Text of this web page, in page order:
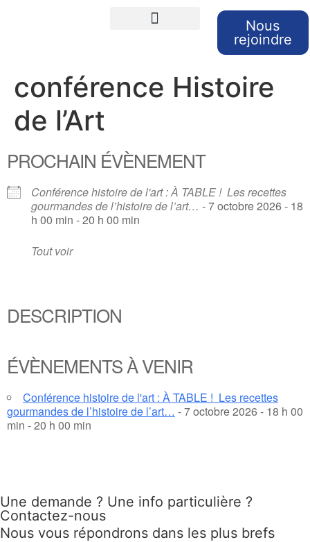
Nous
rejoindre
conférence Histoire
de l’Art
PROCHAIN ÉVÈNEMENT
Conférence histoire de l'art : À TABLE ! Les recettes
gourmandes de l’histoire de l’art… - 7 octobre 2026 - 18
h 00 min - 20 h 00 min
Tout voir
DESCRIPTION
ÉVÈNEMENTS À VENIR
Conférence histoire de l'art : À TABLE ! Les recettes
gourmandes de l’histoire de l’art… - 7 octobre 2026 - 18 h 00
min - 20 h 00 min
Une demande ? Une info particulière ?
Contactez-nous
Nous vous répondrons dans les plus brefs